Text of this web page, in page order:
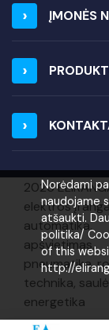
Norėdami
naudojame
atšaukti.
politika/
of this
http://
ĮMONĖS
2026
elektros
automatika,
apšvietimas,
pneumatika,
technika,
energetika